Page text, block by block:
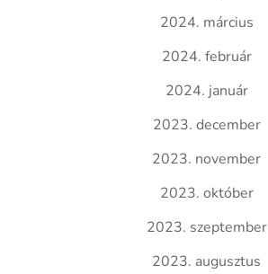
2024. március
2024. február
2024. január
2023. december
2023. november
2023. október
2023. szeptember
2023. augusztus